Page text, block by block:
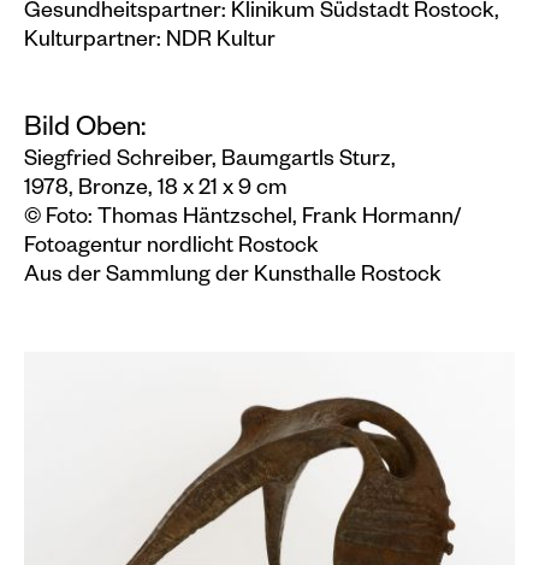
Gesundheitspartner: Klinikum Südstadt Rostock,
Kulturpartner: NDR Kultur
Bild Oben:
Siegfried Schreiber, Baumgartls Sturz,
1978, Bronze, 18 x 21 x 9 cm
© Foto: Thomas Häntzschel, Frank Hormann/
Fotoagentur nordlicht Rostock
Aus der Sammlung der Kunsthalle Rostock